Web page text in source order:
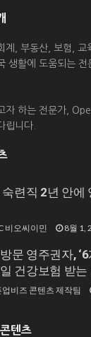
계, 부동산, 보험, 교
생활에 도움되는
자 하는 전문가,
립니다.
숙련직 2년 안에
비오씨이민 8월 1,
문 영주권자,
건강보험 받는
업비즈 콘텐츠 제작팀
텐츠